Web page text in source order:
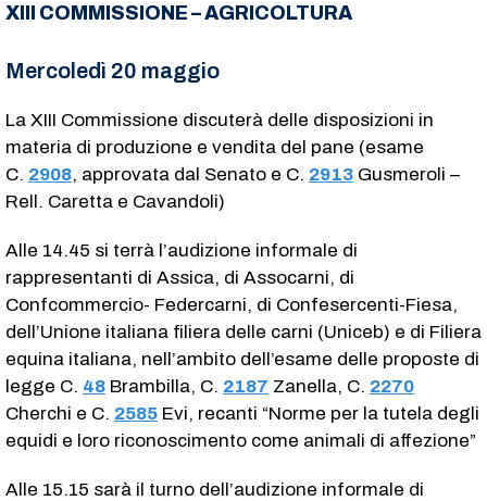
XIII COMMISSIONE – AGRICOLTURA
Mercoledì 20 maggio
La XIII Commissione discuterà delle disposizioni in
materia di produzione e vendita del pane (esame
C. 2908​, approvata dal Senato e C. 2913 ​ Gusmeroli –
Rell. Caretta e Cavandoli)
Alle 14.45 si terrà l’audizione informale di
rappresentanti di Assica, di Assocarni, di
Confcommercio- Federcarni, di Confesercenti-Fiesa,
dell’Unione italiana filiera delle carni (Uniceb) e di Filiera
equina italiana, nell’ambito dell’esame delle proposte di
legge C. 48 ​ Brambilla, C. 2187 ​ Zanella, C. 2270
Cherchi e C. 2585 ​ Evi, recanti “Norme per la tutela degli
equidi e loro riconoscimento come animali di affezione”
Alle 15.15 sarà il turno dell’audizione informale di